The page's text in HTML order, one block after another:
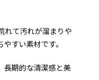
れて汚れが溜まりや
すい素材です。
長期的な清潔感と美